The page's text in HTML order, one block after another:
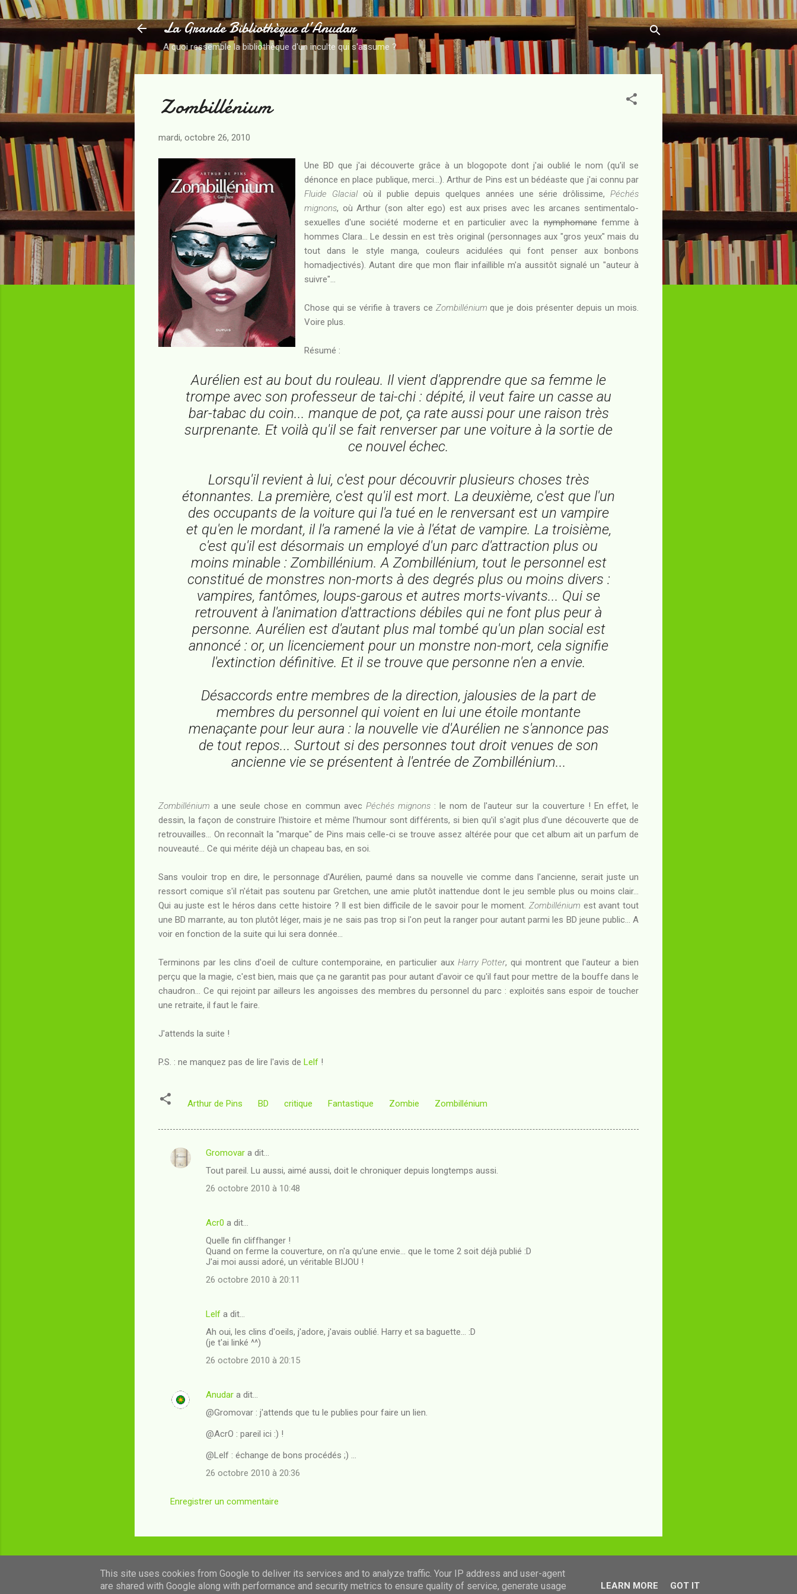
Accéder au contenu principal
La Grande Bibliothèque d’Anudar
A quoi ressemble la bibliothèque d'un inculte qui s'assume ?
Zombillénium
mardi, octobre 26, 2010
Une BD que j'ai découverte grâce à un blogopote dont j'ai oublié le nom (qu'il se
dénonce en place publique, merci...). Arthur de Pins est un bédéaste que j'ai connu par
Fluide Glacialoù il publie depuis quelques années une série drôlissime,Péchés
mignons, où Arthur (son alter ego) est aux prises avec les arcanes sentimentalo-
sexuelles d'une société moderne et en particulier avec lanymphomanefemme à
hommes Clara... Le dessin en est très original (personnages aux "gros yeux" mais du
tout dans le style manga, couleurs acidulées qui font penser aux bonbons
homadjectivés). Autant dire que mon flair infaillible m'a aussitôt signalé un "auteur à
suivre"...
Chose qui se vérifie à travers ce Zombillénium que je dois présenter depuis un mois.
Voire plus.
Résumé :
Aurélien est au bout du rouleau. Il vient d'apprendre que sa femme le
trompe avec son professeur de tai-chi : dépité, il veut faire un casse au
bar-tabac du coin... manque de pot, ça rate aussi pour une raison très
surprenante. Et voilà qu'il se fait renverser par une voiture à la sortie de
ce nouvel échec.
Lorsqu'il revient à lui, c'est pour découvrir plusieurs choses très
étonnantes. La première, c'est qu'il est mort. La deuxième, c'est que l'un
des occupants de la voiture qui l'a tué en le renversant est un vampire
et qu'en le mordant, il l'a ramené la vie à l'état de vampire. La troisième,
c'est qu'il est désormais un employé d'un parc d'attraction plus ou
moins minable : Zombillénium. A Zombillénium, tout le personnel est
constitué de monstres non-morts à des degrés plus ou moins divers :
vampires, fantômes, loups-garous et autres morts-vivants... Qui se
retrouvent à l'animation d'attractions débiles qui ne font plus peur à
personne. Aurélien est d'autant plus mal tombé qu'un plan social est
annoncé : or, un licenciement pour un monstre non-mort, cela signifie
l'extinction définitive. Et il se trouve que personne n'en a envie.
Désaccords entre membres de la direction, jalousies de la part de
membres du personnel qui voient en lui une étoile montante
menaçante pour leur aura : la nouvelle vie d'Aurélien ne s'annonce pas
de tout repos... Surtout si des personnes tout droit venues de son
ancienne vie se présentent à l'entrée de Zombillénium...
Zombillénium a une seule chose en commun avec Péchés mignons: le nom de l'auteur sur la couverture ! En effet, le
dessin, la façon de construire l'histoire et même l'humour sont différents, si bien qu'il s'agit plus d'une découverte que de
retrouvailles... On reconnaît la "marque" de Pins mais celle-ci se trouve assez altérée pour que cet album ait un parfum de
nouveauté... Ce qui mérite déjà un chapeau bas, en soi.
Sans vouloir trop en dire, le personnage d'Aurélien, paumé dans sa nouvelle vie comme dans l'ancienne, serait juste un
ressort comique s'il n'était pas soutenu par Gretchen, une amie plutôt inattendue dont le jeu semble plus ou moins clair...
Qui au juste est le héros dans cette histoire ? Il est bien difficile de le savoir pour le moment. Zombillénium est avant tout
une BD marrante, au ton plutôt léger, mais je ne sais pas trop si l'on peut la ranger pour autant parmi les BD jeune public... A
voir en fonction de la suite qui lui sera donnée...
Terminons par les clins d'oeil de culture contemporaine, en particulier aux Harry Potter, qui montrent que l'auteur a bien
perçu que la magie, c'est bien, mais que ça ne garantit pas pour autant d'avoir ce qu'il faut pour mettre de la bouffe dans le
chaudron... Ce qui rejoint par ailleurs les angoisses des membres du personnel du parc : exploités sans espoir de toucher
une retraite, il faut le faire.
J'attends la suite !
P.S. : ne manquez pas de lire l'avis de Lelf !
Arthur de Pins BD critique Fantastique Zombie Zombillénium
C
Gromovar a dit…
Tout pareil. Lu aussi, aimé aussi, doit le chroniquer depuis longtemps aussi.
26 octobre 2010 à 10:48
Acr0 a dit…
Quelle fin cliffhanger !
Quand on ferme la couverture, on n'a qu'une envie... que le tome 2 soit déjà publié :D
J'ai moi aussi adoré, un véritable BIJOU !
26 octobre 2010 à 20:11
Lelf a dit…
Ah oui, les clins d'oeils, j'adore, j'avais oublié. Harry et sa baguette... :D
(je t'ai linké ^^)
26 octobre 2010 à 20:15
Anudar a dit…
@Gromovar : j'attends que tu le publies pour faire un lien.
@AcrO : pareil ici :) !
@Lelf : échange de bons procédés ;) ...
26 octobre 2010 à 20:36
Enregistrer un commentaire
Images de thèmes deluoman
This site uses cookies from Google to deliver its services and to analyze traffic. Your IP address and user-agent
are shared with Google along with performance and security metrics to ensure quality of service, generate usage
LEARN MORE GOT IT